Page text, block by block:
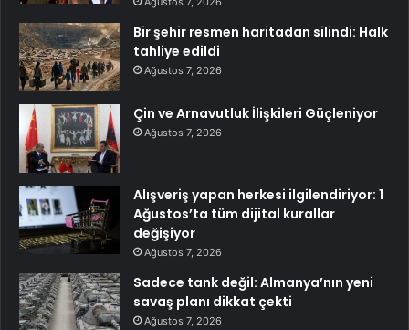
Bir şehir resmen haritadan silindi: Halk
tahliye edildi
Ağustos 7, 2026
Çin ve Arnavutluk İlişkileri Güçleniyor
Ağustos 7, 2026
Alışveriş yapan herkesi ilgilendiriyor: 1
Ağustos’ta tüm dijital kurallar
değişiyor
Ağustos 7, 2026
Sadece tank değil: Almanya’nın yeni
savaş planı dikkat çekti
Ağustos 7, 2026